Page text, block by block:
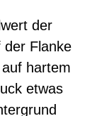
der
der Flanke
hartem
etwas